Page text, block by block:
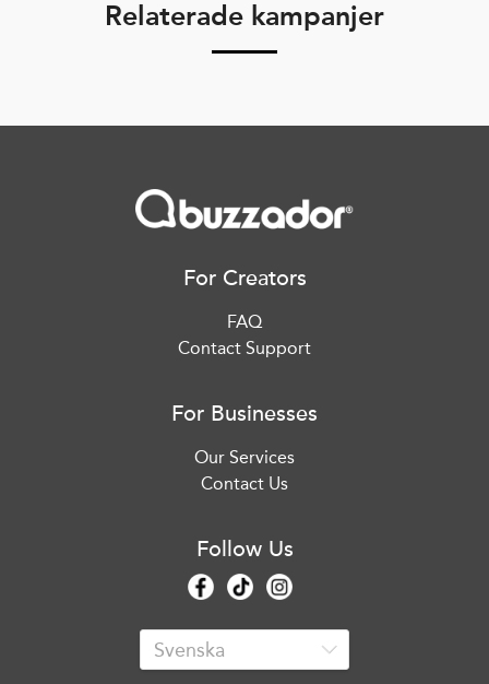
Relaterade kampanjer
For Creators
FAQ
Contact Support
For Businesses
Our Services
Contact Us
Follow Us